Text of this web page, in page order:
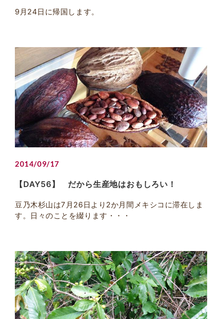
9月24日に帰国します。
2014/09/17
【DAY56】 だから生産地はおもしろい！
豆乃木杉山は7月26日より2か月間メキシコに滞在しま
す。日々のことを綴ります・・・